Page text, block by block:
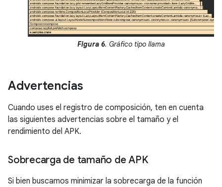
Figura 6. Gráfico tipo llama
Advertencias
Cuando uses el registro de composición, ten en cuenta
las siguientes advertencias sobre el tamaño y el
rendimiento del APK.
Sobrecarga de tamaño de APK
Si bien buscamos minimizar la sobrecarga de la función